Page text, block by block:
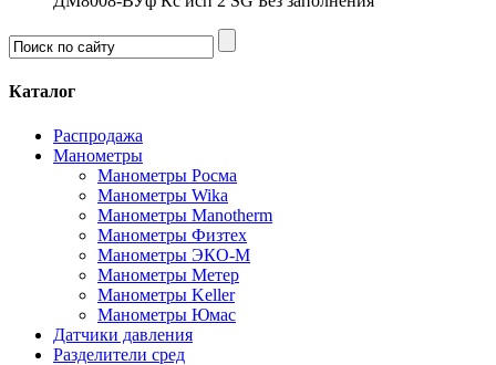
Каталог
Распродажа
Манометры
Манометры Росма
Манометры Wika
Манометры Manotherm
Манометры Физтех
Манометры ЭКО-М
Манометры Метер
Манометры Keller
Манометры Юмас
Датчики давления
Разделители сред